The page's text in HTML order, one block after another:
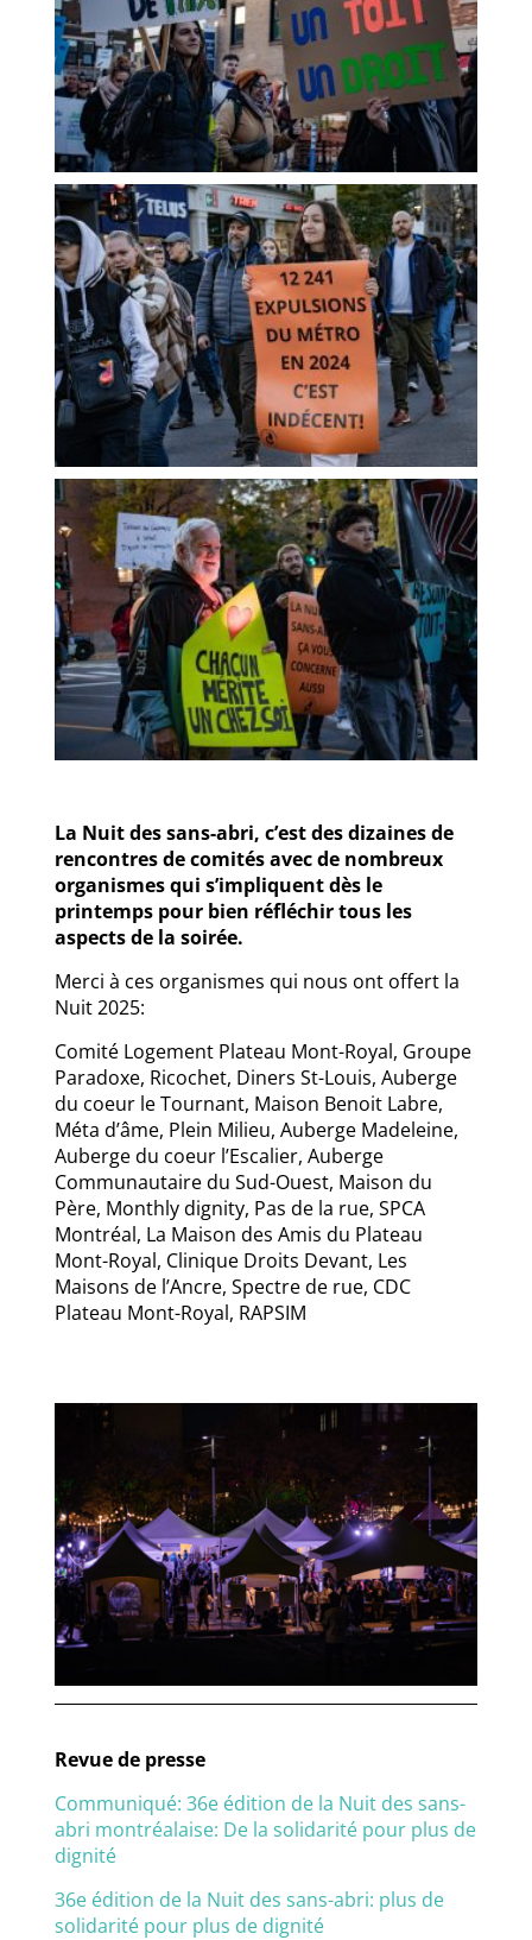
La Nuit des sans-abri, c’est des dizaines de
rencontres de comités avec de nombreux
organismes qui s’impliquent dès le
printemps pour bien réfléchir tous les
aspects de la soirée.
Merci à ces organismes qui nous ont offert la
Nuit 2025:
Comité Logement Plateau Mont-Royal, Groupe
Paradoxe, Ricochet, Diners St-Louis, Auberge
du coeur le Tournant, Maison Benoit Labre,
Méta d’âme, Plein Milieu, Auberge Madeleine,
Auberge du coeur l’Escalier, Auberge
Communautaire du Sud-Ouest, Maison du
Père, Monthly dignity, Pas de la rue, SPCA
Montréal, La Maison des Amis du Plateau
Mont-Royal, Clinique Droits Devant, Les
Maisons de l’Ancre, Spectre de rue, CDC
Plateau Mont-Royal, RAPSIM
Revue de presse
Communiqué: 36e édition de la Nuit des sans-
abri montréalaise: De la solidarité pour plus de
dignité
36e édition de la Nuit des sans-abri: plus de
solidarité pour plus de dignité